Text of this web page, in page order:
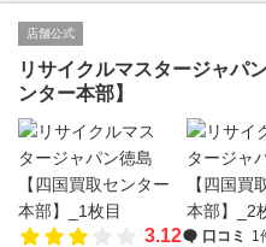
店舗公式
リサイクルマスタージャ
ンター本部】
3.12 口コミ 1